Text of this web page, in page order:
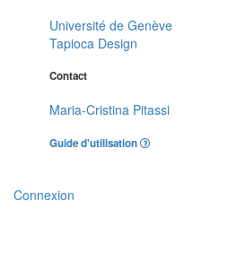
Université de Genève
Tapioca Design
Contact
Maria-Cristina Pitassi
Guide d'utilisation
Connexion